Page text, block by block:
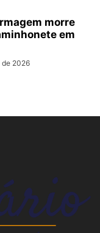
morre
em
de 2026